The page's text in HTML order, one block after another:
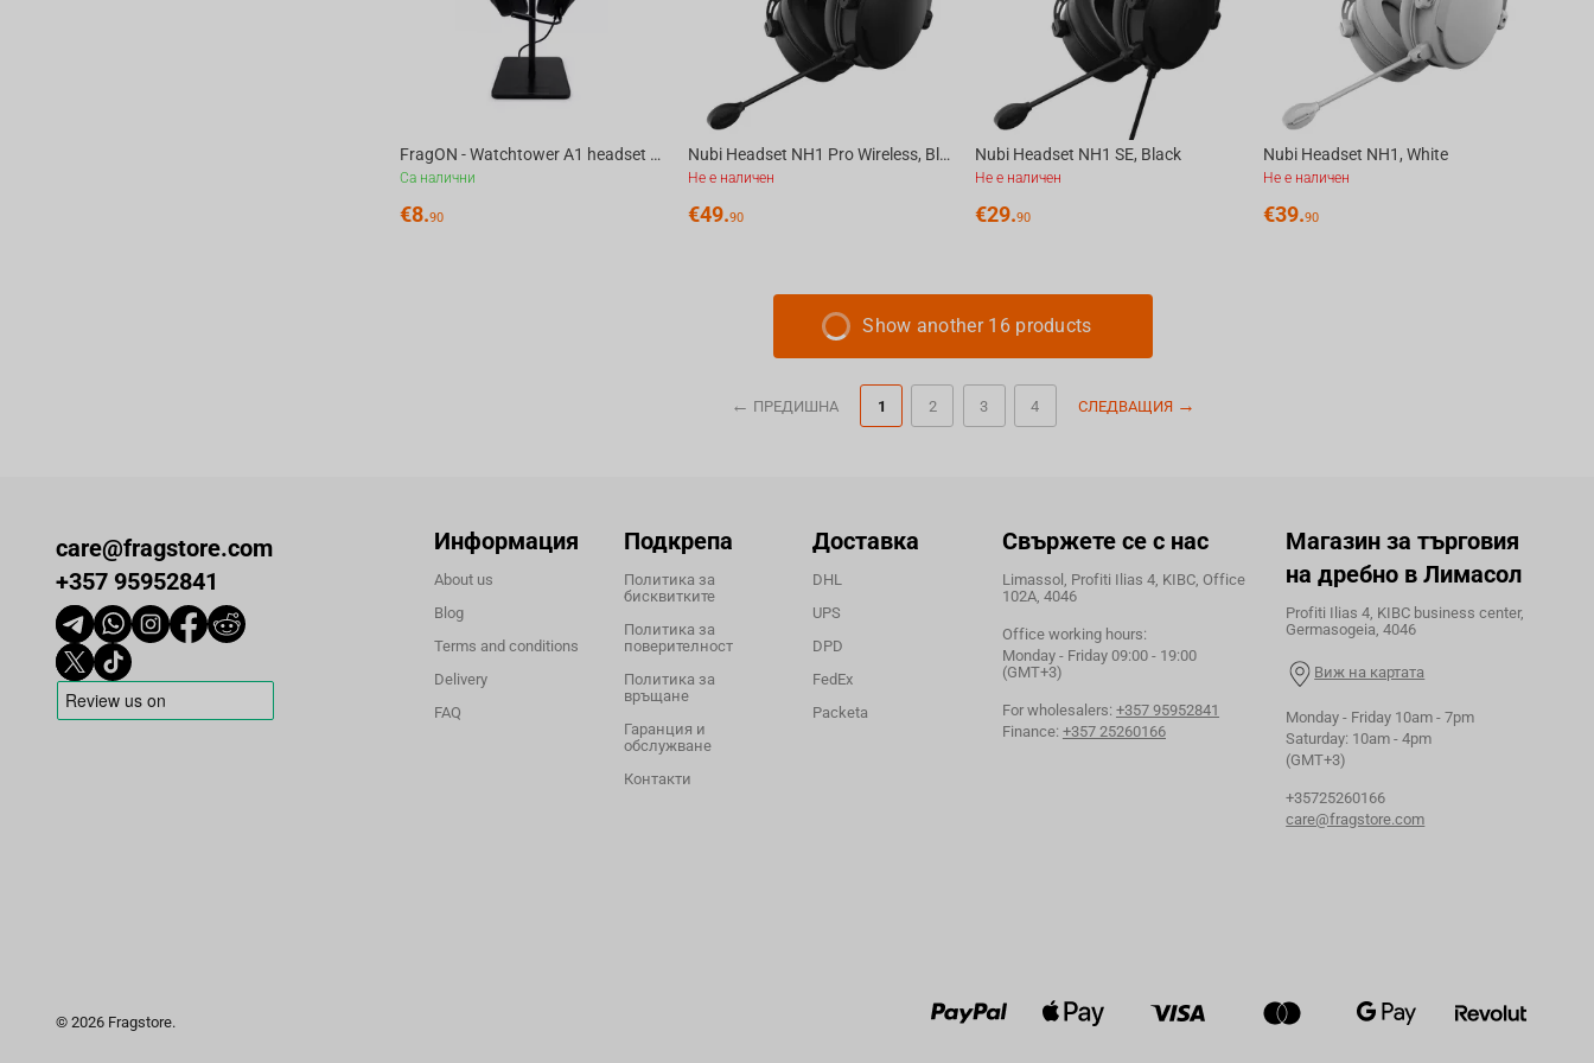
FragON - Watchtower A1 headset & headphone holder, Black
Са налични
€8.90
Nubi Headset NH1 Pro Wireless, Black
Не е наличен
€49.90
Nubi Headset NH1 SE, Black
Не е наличен
€29.90
Nubi Headset NH1, White
Не е наличен
€39.90
Show another 16 products
ПРЕДИШНА 1 2 3 4 СЛЕДВАЩИЯ
care@fragstore.com
+357 95952841
Информация
About us
Blog
Terms and conditions
Delivery
FAQ
Подкрепа
Политика за
бисквитките
Политика за
поверителност
Политика за
връщане
Гаранция и
обслужване
Контакти
Доставка
DHL
UPS
DPD
FedEx
Packeta
Свържете се с нас
Limassol, Profiti Ilias 4, KIBC, Office
102A, 4046
Office working hours:
Monday - Friday 09:00 - 19:00
(GMT+3)
For wholesalers: +357 95952841
Finance: +357 25260166
Магазин за търговия
на дребно в Лимасол
Profiti Ilias 4, KIBC business center,
Germasogeia, 4046
Виж на картата
Monday - Friday 10am - 7pm
Saturday: 10am - 4pm
(GMT+3)
+35725260166
care@fragstore.com
© 2026 Fragstore.